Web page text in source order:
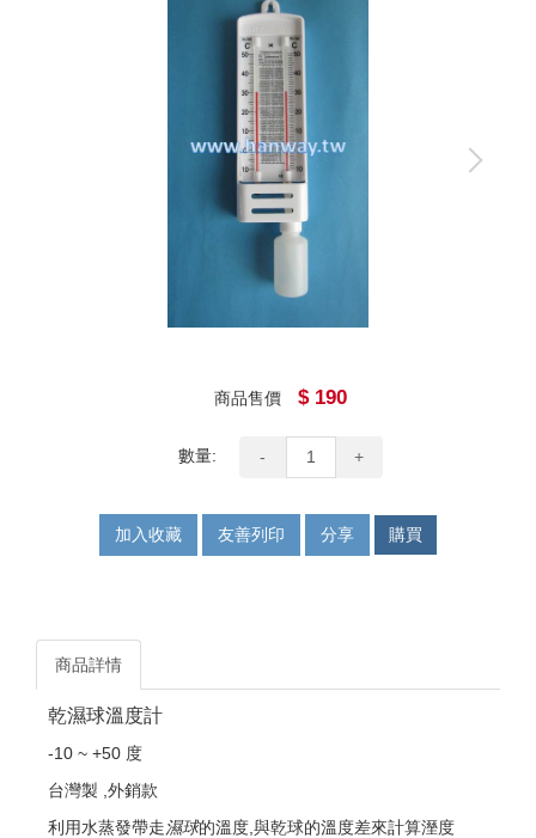
商品售價 $ 190
數量: - +
加入收藏 友善列印 分享 購買
商品詳情
乾濕球溫度計
-10 ~ +50 度
台灣製 ,外銷款
利用水蒸發帶走濕球的溫度,與乾球的溫度差來計算溼度